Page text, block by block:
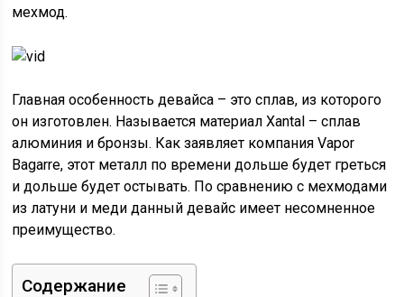
мехмод.
Главная особенность девайса – это сплав, из которого
он изготовлен. Называется материал Xantal – сплав
алюминия и бронзы. Как заявляет компания Vapor
Bagarre, этот металл по времени дольше будет греться
и дольше будет остывать. По сравнению с мехмодами
из латуни и меди данный девайс имеет несомненное
преимущество.
Содержание